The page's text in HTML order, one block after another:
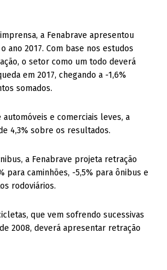
a Fenabrave apresentou
ano 2017. Com base nos estudos
o setor como um todo deverá
em 2017, chegando a -1,6%
somados.
automóveis e comerciais leves, a
4,3% sobre os resultados.
a Fenabrave projeta retração
para caminhões, -5,5% para ônibus e
rodoviários.
que vem sofrendo sucessivas
2008, deverá apresentar retração